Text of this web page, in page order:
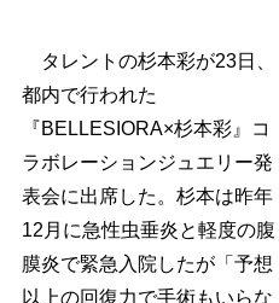
タレントの杉本彩が23日、
都内で行われた
『BELLESIORA×杉本彩』コ
ラボレーションジュエリー発
表会に出席した。杉本は昨年
12月に急性虫垂炎と軽度の腹
膜炎で緊急入院したが「予想
以上の回復力で手術もいらな